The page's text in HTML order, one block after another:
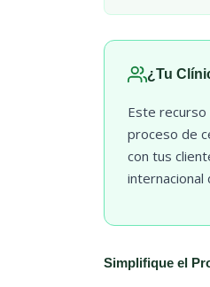
¿Tu
Este recurso
proceso de
con tus
internacional
Simplifique el